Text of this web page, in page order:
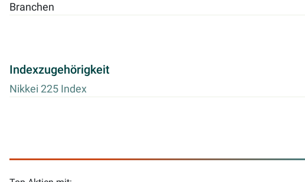
Branchen
Indexzugehörigkeit
Nikkei 225 Index